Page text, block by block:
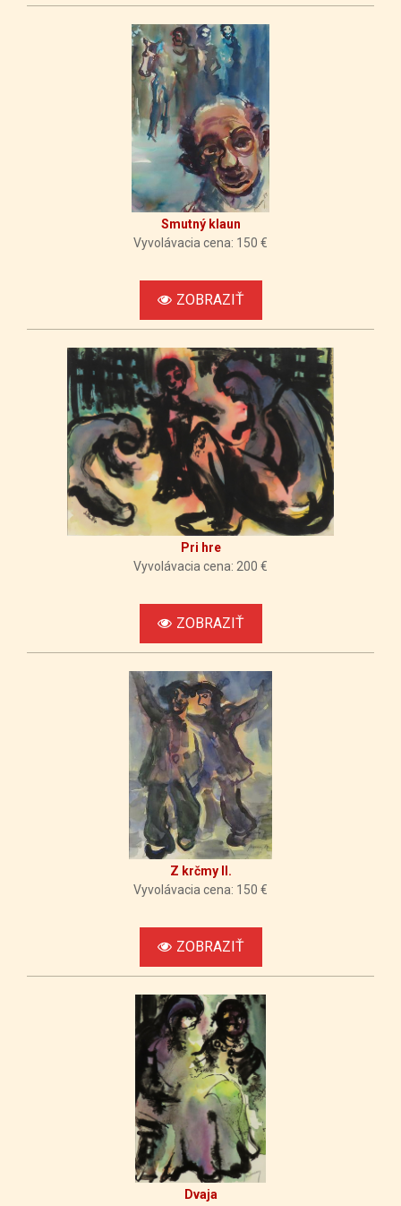
Smutný klaun
Vyvolávacia cena: 150 €
ZOBRAZIŤ
Pri hre
Vyvolávacia cena: 200 €
ZOBRAZIŤ
Z krčmy II.
Vyvolávacia cena: 150 €
ZOBRAZIŤ
Dvaja